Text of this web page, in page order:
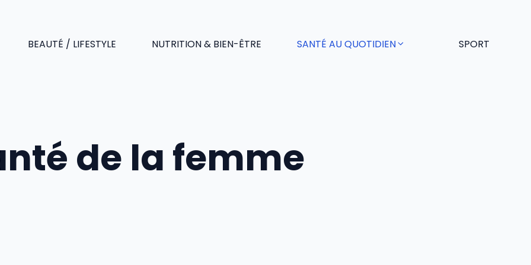
BEAUTÉ / LIFESTYLE NUTRITION & BIEN-ÊTRE SANTÉ AU QUOTIDIEN SPORT
de la femme